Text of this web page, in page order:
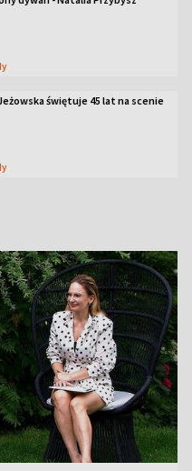
świętuje 45 lat na scenie